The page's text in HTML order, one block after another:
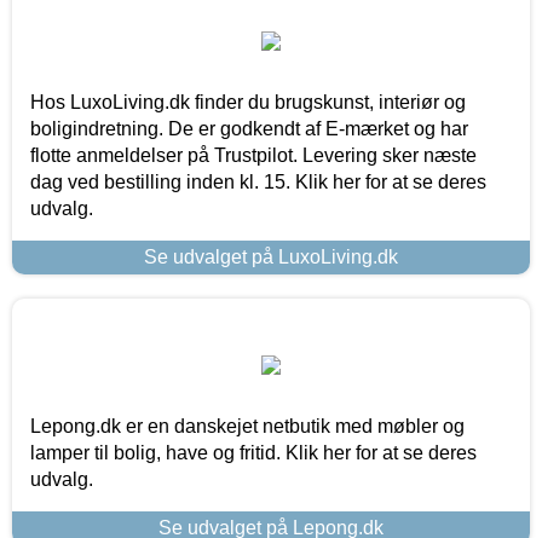
Hos LuxoLiving.dk finder du brugskunst, interiør og
boligindretning. De er godkendt af E-mærket og har
flotte anmeldelser på Trustpilot. Levering sker næste
dag ved bestilling inden kl. 15. Klik her for at se deres
udvalg.
Se udvalget på LuxoLiving.dk
Lepong.dk er en danskejet netbutik med møbler og
lamper til bolig, have og fritid. Klik her for at se deres
udvalg.
Se udvalget på Lepong.dk